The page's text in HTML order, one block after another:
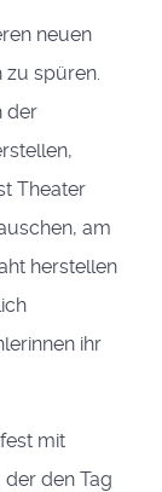
neuen
spüren.
der
Theater
am
herstellen
ihr
mit
den Tag